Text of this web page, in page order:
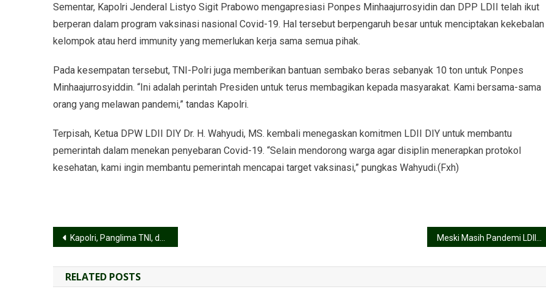
Sementar, Kapolri Jenderal Listyo Sigit Prabowo mengapresiasi Ponpes Minhaajurrosyidin dan DPP LDII telah ikut
berperan dalam program vaksinasi nasional Covid-19. Hal tersebut berpengaruh besar untuk menciptakan kekebalan
kelompok atau herd immunity yang memerlukan kerja sama semua pihak.
Pada kesempatan tersebut, TNI-Polri juga memberikan bantuan sembako beras sebanyak 10 ton untuk Ponpes
Minhaajurrosyiddin. “Ini adalah perintah Presiden untuk terus membagikan kepada masyarakat. Kami bersama-sama
orang yang melawan pandemi,” tandas Kapolri.
Terpisah, Ketua DPW LDII DIY Dr. H. Wahyudi, MS. kembali menegaskan komitmen LDII DIY untuk membantu
pemerintah dalam menekan penyebaran Covid-19. “Selain mendorong warga agar disiplin menerapkan protokol
kesehatan, kami ingin membantu pemerintah mencapai target vaksinasi,” pungkas Wahyudi.(Fxh)
Kapolri, Panglima TNI, dan Menkes Kunjungi Lokasi Vaksin, LDII Tuai Apresiasi
RELATED POSTS